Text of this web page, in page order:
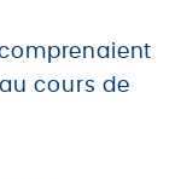
cours de